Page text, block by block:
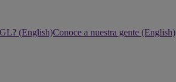
(English)Conoce a nuestra gente (English)